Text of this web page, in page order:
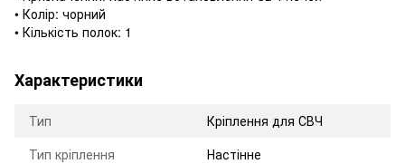
• Колір: чорний
• Кількість полок: 1
Характеристики
Тип
Кріплення для СВЧ
Тип кріплення
Настінне